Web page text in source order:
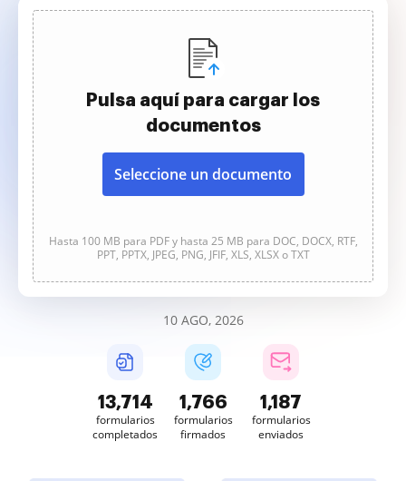
Pulsa aquí para cargar los
documentos
Seleccione un documento
Hasta 100 MB para PDF y hasta 25 MB para DOC, DOCX, RTF,
PPT, PPTX, JPEG, PNG, JFIF, XLS, XLSX o TXT
10 AGO, 2026
13,715
formularios
completados
1,766
formularios
firmados
1,187
formularios
enviados